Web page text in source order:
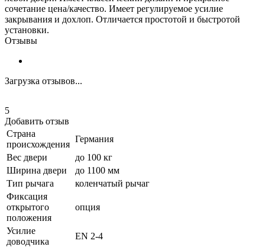
сочетание цена/качество. Имеет регулируемое усилие
закрывания и дохлоп. Отличается простотой и быстротой
установки.
Отзывы
Загрузка отзывов...
5
Добавить отзыв
Страна
происхождения
Германия
Вес двери
до 100 кг
Ширина двери
до 1100 мм
Тип рычага
коленчатый рычаг
Фиксация
открытого
положения
опция
Усилие
доводчика
EN 2-4